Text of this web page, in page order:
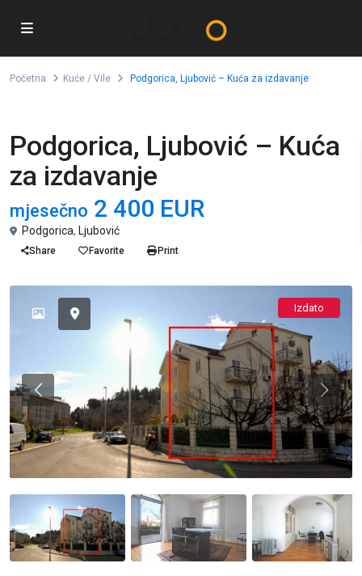
Početna Kuće / Vile Podgorica, Ljubović – Kuća za izdavanje
Podgorica, Ljubović – Kuća
za izdavanje
mjesečno 2 400 EUR
Podgorica, Ljubović
Share Favorite Print
Izdato
Previous